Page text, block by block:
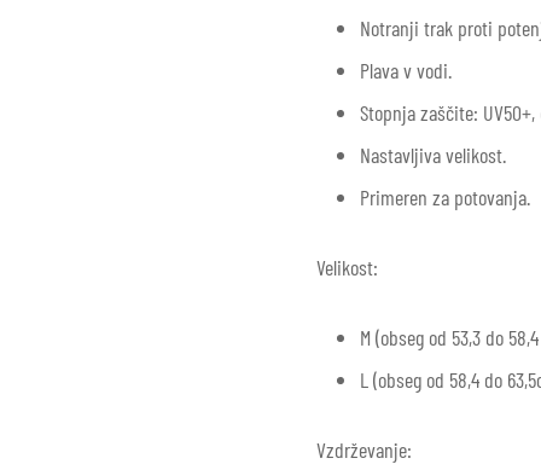
Notranji trak proti
Plava v vodi.
Stopnja zaščite:
Nastavljiva velikost.
Primeren za potovanja.
Velikost:
M (obseg od 53,3 do
L (obseg od 58,4 do
Vzdrževanje: